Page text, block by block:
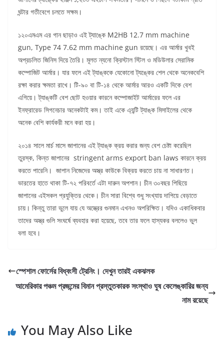
ঘন্টার গতীবেগে চলতে সক্ষম।
১২০এমএম এর গান ছাড়াও এই ট্যাঙ্কে M2HB 12.7 mm machine
gun, Type 74 7.62 mm machine gun রয়েছে। এর আর্মার খুবই
অপ্রচলিত জিনিস দিয়ে তৈরি। মূলত ন্যনো ক্রিস্টাল স্টিল ও মডিউলার সেরামিক
কম্পোজিট আর্মার। যার ফলে এই ট্যাঙ্ককে যেকোনো ট্যঙ্কের শেল থেকে অনেকবেশি
রক্ষা করার ক্ষমতা রাখে। টি-৯০ বা টি-১৪ থেকে আর্মার আরও একটি দিকে বেশ
এগিয়ে। ট্যাঙ্কটি বেশ ছোট হওয়ার কারনে কম্পোজাইট আর্মারের ফলে এর
ইনফ্রারেড সিগনেচার অনেকটাই কম। তাই একে এ্যন্টি ট্যাঙ্ক মিসাইলের থেকে
অনেক বেশি কার্যকরী মনে করা হয়।
২০১৪ সালে মার্চ মাসে জাপানের এই ট্যাঙ্ক ক্রয় করার জন্য বেশ চেষ্টা করেছিল
তুরস্ক, কিন্ত জাপানের stringent arms export ban laws কারনে ক্রয়
করতে পারেনি। জাপান নিজেদের অস্ত্র কাউকে বিক্রয় করতে চায় না সাধারণত।
ভারতের হাতে থাকা টি-৭২ পরিবর্তে এটা দারুন অপশান। চীন ৩০বছর পিছিয়ে
জাপানের এইসকল প্রযুক্তির থেকে। চীন সারা বিশ্বে শুধু সংখ্যায় দাপিয়ে বেড়াতে
চায়। কিন্তু তারা ভুলে যায় যে অস্ত্রের গুনমান এখনও অপরিক্ষিত। যদিও একাধিকবার
তাদের অস্ত্র গুলি সংঘর্ষে ব্যবহার করা হয়েছে, তবে তার ফলে হাস্যকর বললেও ভুল
বলা হবে।
স্পেশাল ফোর্সের বিধ্বংসী ট্রেনিং। দেখুন তারই একঝলক
আমেরিকার পঞ্চম প্রজন্মের বিমান প্রস্তুতকারক সংস্থাও ঘুষ কেলেঙ্কারির জন্য
নাম রয়েছে
You May Also Like